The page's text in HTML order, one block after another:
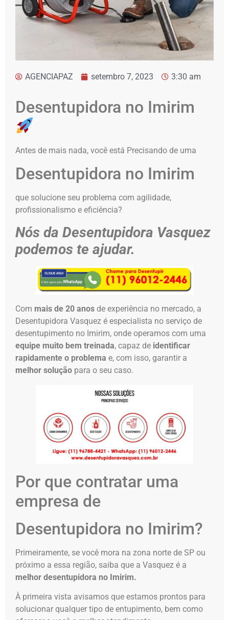
AGENCIAPAZ setembro 7, 2023 3:30 am
Desentupidora no Imirim
Antes de mais nada, você está Precisando de uma
Desentupidora no Imirim
que solucione seu problema com agilidade,
profissionalismo e eficiência?
Nós da Desentupidora Vasquez
podemos te ajudar.
Com mais de 20 anos de experiência no mercado, a
Desentupidora Vasquez é especialista no serviço de
desentupimento no Imirim, onde operamos com uma
equipe muito bem treinada, capaz de identificar
rapidamente o problema e, com isso, garantir a
melhor solução para o seu caso.
Por que contratar uma
empresa de
Desentupidora no Imirim?
Primeiramente, se você mora na zona norte de SP ou
próximo a essa região, saiba que a Vasquez é a
melhor desentupidora no Imirim.
À primeira vista avisamos que estamos prontos para
solucionar qualquer tipo de entupimento, bem como